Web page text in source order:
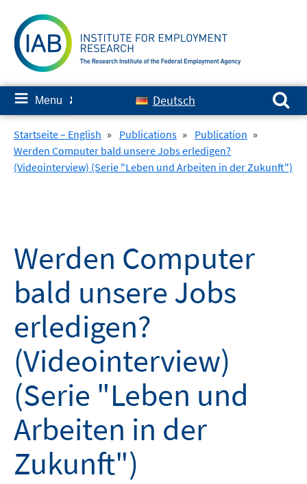
content
≡ Menu ✘ Deutsch
Search for:
Startseite – English » Publications » Publication »
Werden Computer bald unsere Jobs erledigen?
(Videointerview) (Serie "Leben und Arbeiten in der Zukunft")
Werden Computer
bald unsere Jobs
erledigen?
(Videointerview)
(Serie "Leben und
Arbeiten in der
Zukunft")